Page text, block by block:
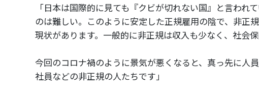
「日本は国際的に見ても『クビが切れない国』と言われ
のは難しい。このように安定した正規雇用の陰で、非正
現状があります。一般的に非正規は収入も少なく、社会
今回のコロナ禍のように景気が悪くなると、真っ先に人
社員などの非正規の人たちです」